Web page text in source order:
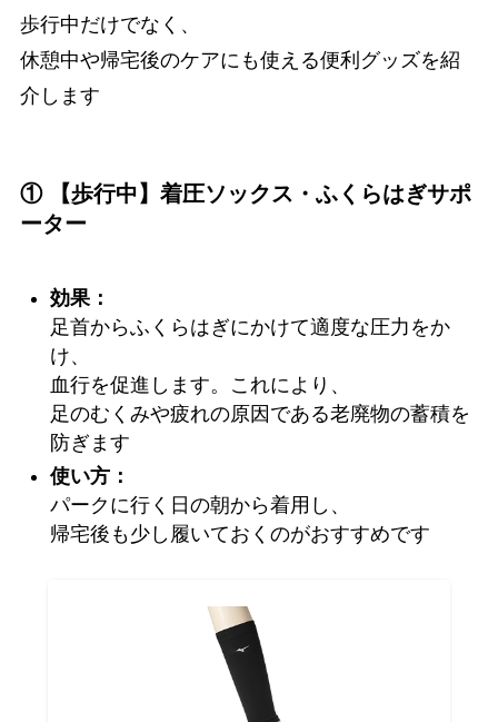
歩行中だけでなく、
休憩中や帰宅後のケアにも使える便利グッズを紹
介します
① 【歩行中】着圧ソックス・ふくらはぎサポ
ーター
効果：
足首からふくらはぎにかけて適度な圧力をか
け、
血行を促進します。これにより、
足のむくみや疲れの原因である老廃物の蓄積を
防ぎます
使い方：
パークに行く日の朝から着用し、
帰宅後も少し履いておくのがおすすめです